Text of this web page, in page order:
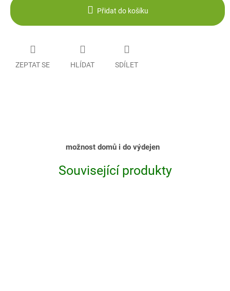
Přidat do košíku
ZEPTAT SE HLÍDAT SDÍLET
možnost domů i do výdejen
Související produkty